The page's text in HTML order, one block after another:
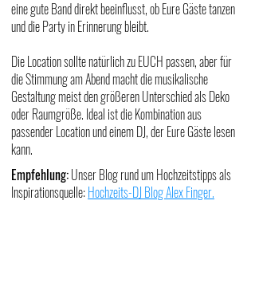
eine gute Band direkt beeinflusst, ob Eure Gäste tanzen
und die Party in Erinnerung bleibt.
Die Location sollte natürlich zu EUCH passen, aber für
die Stimmung am Abend macht die musikalische
Gestaltung meist den größeren Unterschied als Deko
oder Raumgröße. Ideal ist die Kombination aus
passender Location und einem DJ, der Eure Gäste lesen
kann.
Empfehlung:Unser Blog rund um Hochzeitstipps als
Inspirationsquelle:Hochzeits-DJ Blog Alex Finger.